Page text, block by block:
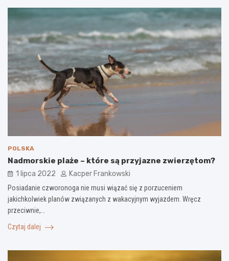
POLSKA
Nadmorskie plaże – które są przyjazne zwierzętom?
1 lipca 2022 Kacper Frankowski
Posiadanie czworonoga nie musi wiązać się z porzuceniem
jakichkolwiek planów związanych z wakacyjnym wyjazdem. Wręcz
przeciwnie,…
Czytaj dalej